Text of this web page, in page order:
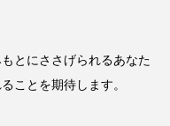
とにささげられるあなた
ことを期待します。